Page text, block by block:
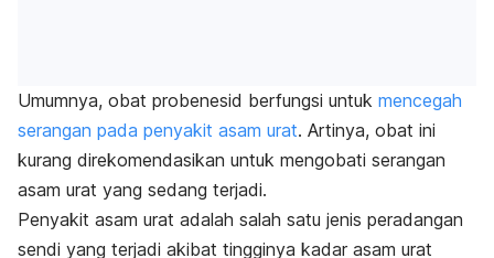
Umumnya, obat probenesid berfungsi untuk mencegah
serangan pada penyakit asam urat. Artinya, obat ini
kurang direkomendasikan untuk mengobati serangan
asam urat yang sedang terjadi.
Penyakit asam urat adalah salah satu jenis peradangan
sendi yang terjadi akibat tingginya kadar asam urat